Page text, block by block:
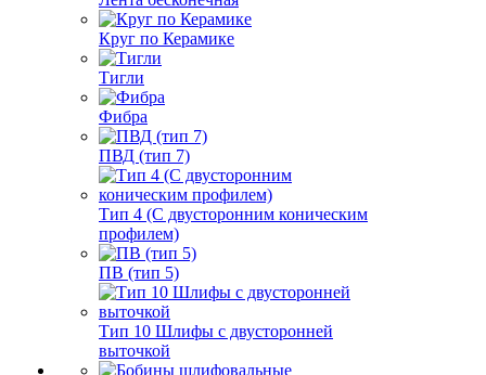
Круг по Керамике
Тигли
Фибра
ПВД (тип 7)
Тип 4 (С двусторонним коническим
профилем)
ПВ (тип 5)
Тип 10 Шлифы с двусторонней
выточкой